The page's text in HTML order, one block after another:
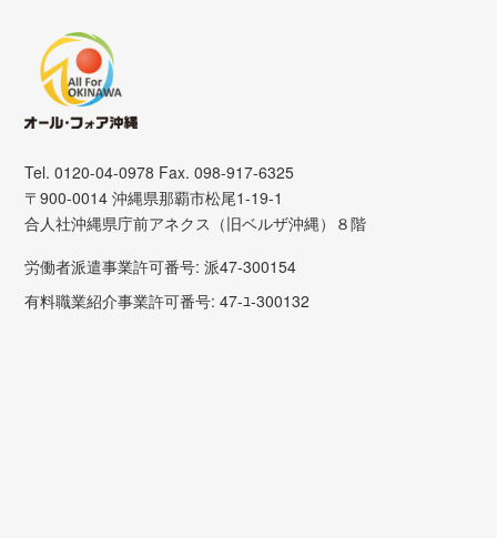
Tel. 0120-04-0978 Fax. 098-917-6325
〒900-0014 沖縄県那覇市松尾1-19-1
合人社沖縄県庁前アネクス（旧ベルザ沖縄）８階
労働者派遣事業許可番号: 派47-300154
有料職業紹介事業許可番号: 47-ﾕ-300132